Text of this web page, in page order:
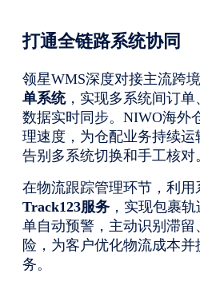
打通全链路系统协同
领星WMS深度对接主流跨境
单系统，实现多系统间订
数据实时同步。NIWO海外
理速度，为仓配业务持续
告别多系统切换和手工核对
在物流跟踪管理环节，利用
Track123服务 ，实现包裹
单自动预警，主动识别滞
险，为客户优化物流成本
务。